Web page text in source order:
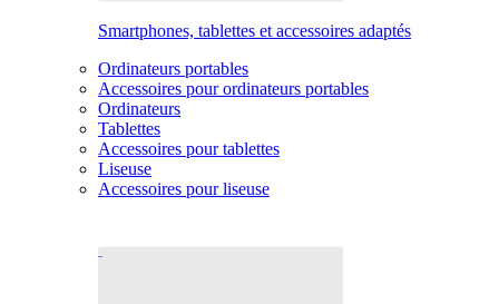
Smartphones, tablettes et accessoires adaptés
Ordinateurs portables
Accessoires pour ordinateurs portables
Ordinateurs
Tablettes
Accessoires pour tablettes
Liseuse
Accessoires pour liseuse